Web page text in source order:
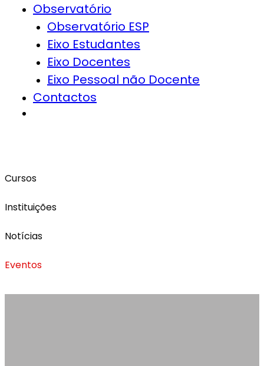
Observatório
Observatório ESP
Eixo Estudantes
Eixo Docentes
Eixo Pessoal não Docente
Contactos
Cursos
Instituições
Notícias
Eventos